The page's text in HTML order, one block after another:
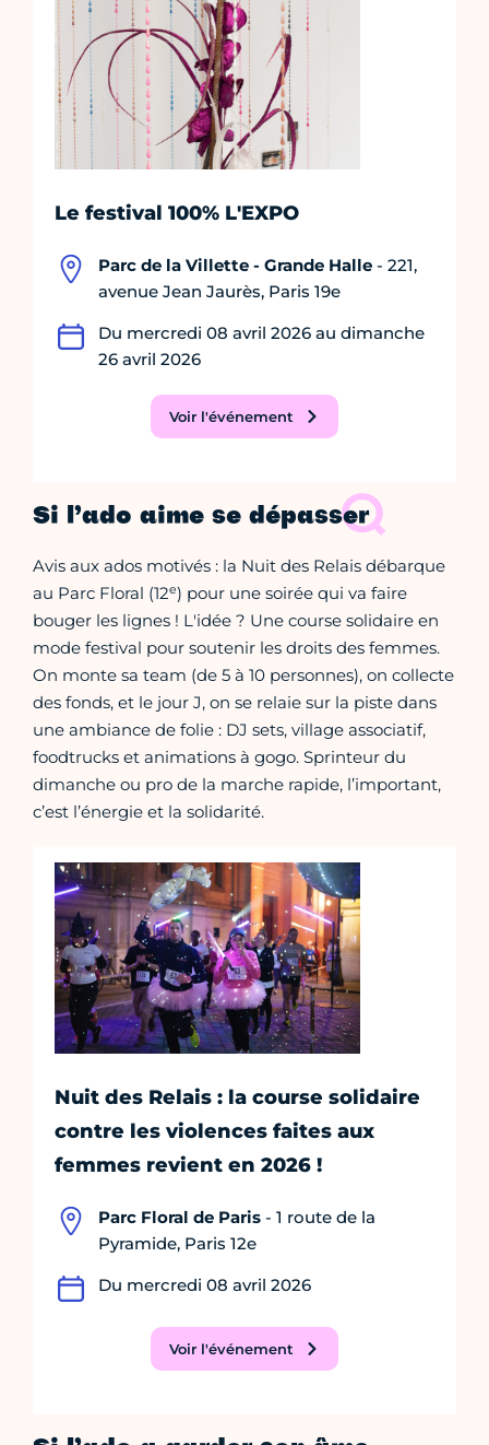
Le festival 100% L'EXPO
Parc de la Villette - Grande Halle - 221,
avenue Jean Jaurès, Paris 19e
Du mercredi 08 avril 2026 au dimanche
26 avril 2026
Voir l'événement
Si l’ado aime se dépasser
Avis aux ados motivés : la Nuit des Relais débarque
au Parc Floral (12e) pour une soirée qui va faire
bouger les lignes ! L'idée ? Une course solidaire en
mode festival pour soutenir les droits des femmes.
On monte sa team (de 5 à 10 personnes), on collecte
des fonds, et le jour J, on se relaie sur la piste dans
une ambiance de folie : DJ sets, village associatif,
foodtrucks et animations à gogo. Sprinteur du
dimanche ou pro de la marche rapide, l’important,
c’est l’énergie et la solidarité.
Nuit des Relais : la course solidaire
contre les violences faites aux
femmes revient en 2026 !
Parc Floral de Paris - 1 route de la
Pyramide, Paris 12e
Du mercredi 08 avril 2026
Voir l'événement